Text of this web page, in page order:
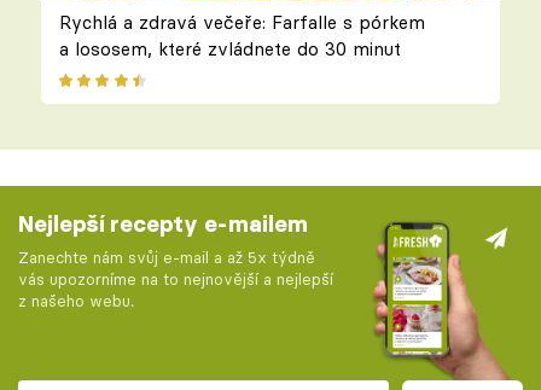
Rychlá a zdravá večeře: Farfalle s pórkem
a lososem, které zvládnete do 30 minut
Nejlepší recepty e-mailem
Zanechte nám svůj e-mail a až 5x týdně
vás upozorníme na to nejnovější a nejlepší
z našeho webu.